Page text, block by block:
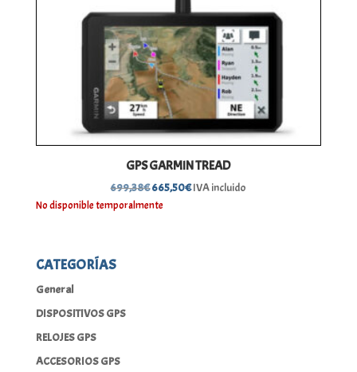
GPS GARMIN TREAD
699,38€El
precio
665,50€ElIVA incluido
No disponible temporalmente
CATEGORÍAS
General
DISPOSITIVOS GPS
RELOJES GPS
ACCESORIOS GPS